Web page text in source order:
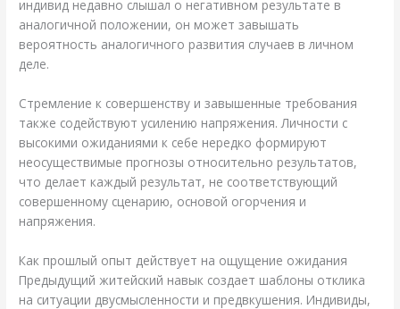
индивид недавно слышал о негативном результате в
аналогичной положении, он может завышать
вероятность аналогичного развития случаев в личном
деле.
Стремление к совершенству и завышенные требования
также содействуют усилению напряжения. Личности с
высокими ожиданиями к себе нередко формируют
неосуществимые прогнозы относительно результатов,
что делает каждый результат, не соответствующий
совершенному сценарию, основой огорчения и
напряжения.
Как прошлый опыт действует на ощущение ожидания
Предыдущий житейский навык создает шаблоны отклика
на ситуации двусмысленности и предвкушения. Индивиды,